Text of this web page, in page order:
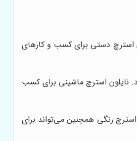
استرچ دستی برای کسب و کارهای
نایلون استرچ ماشینی برای کسب
رنگی همچنین می‌تواند برای